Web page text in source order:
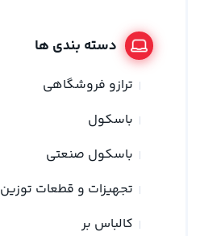
دسته بندی ها
ترازو فروشگاهی
باسکول
باسکول صنعتی
تجهیزات و قطعات توزین
کالباس بر